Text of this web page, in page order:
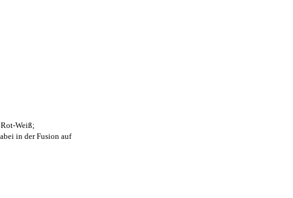
Weiß;
in der Fusion auf